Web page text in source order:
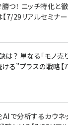
つ！ ニッチ特化と
7/29リアルセミナー
？ 単なる「モノ売
る”プラスの戦略
で分析するカウネッ